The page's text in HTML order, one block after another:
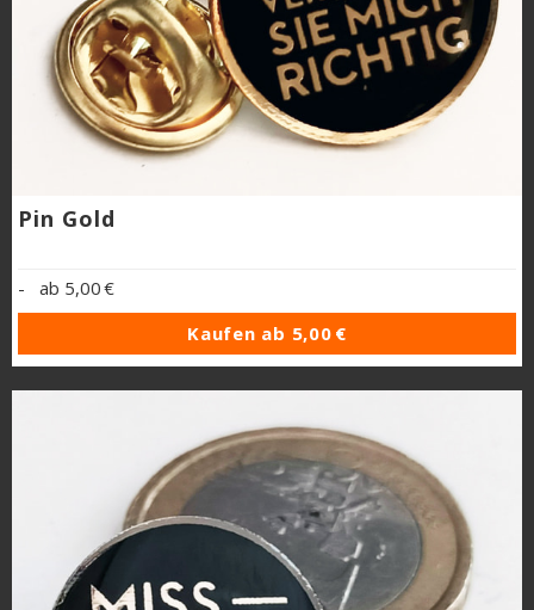
Pin Gold
- ab 5,00 €
Kaufen ab 5,00 €